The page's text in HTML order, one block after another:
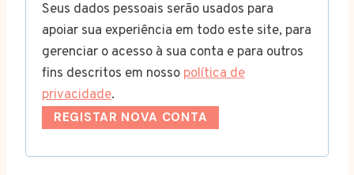
a
t
ó
i
o
Seus dados pessoais serão usados para
apoiar sua experiência em todo este site, para
gerenciar o acesso à sua conta e para outros
fins descritos em nosso política de
privacidade.
REGISTAR NOVA CONTA